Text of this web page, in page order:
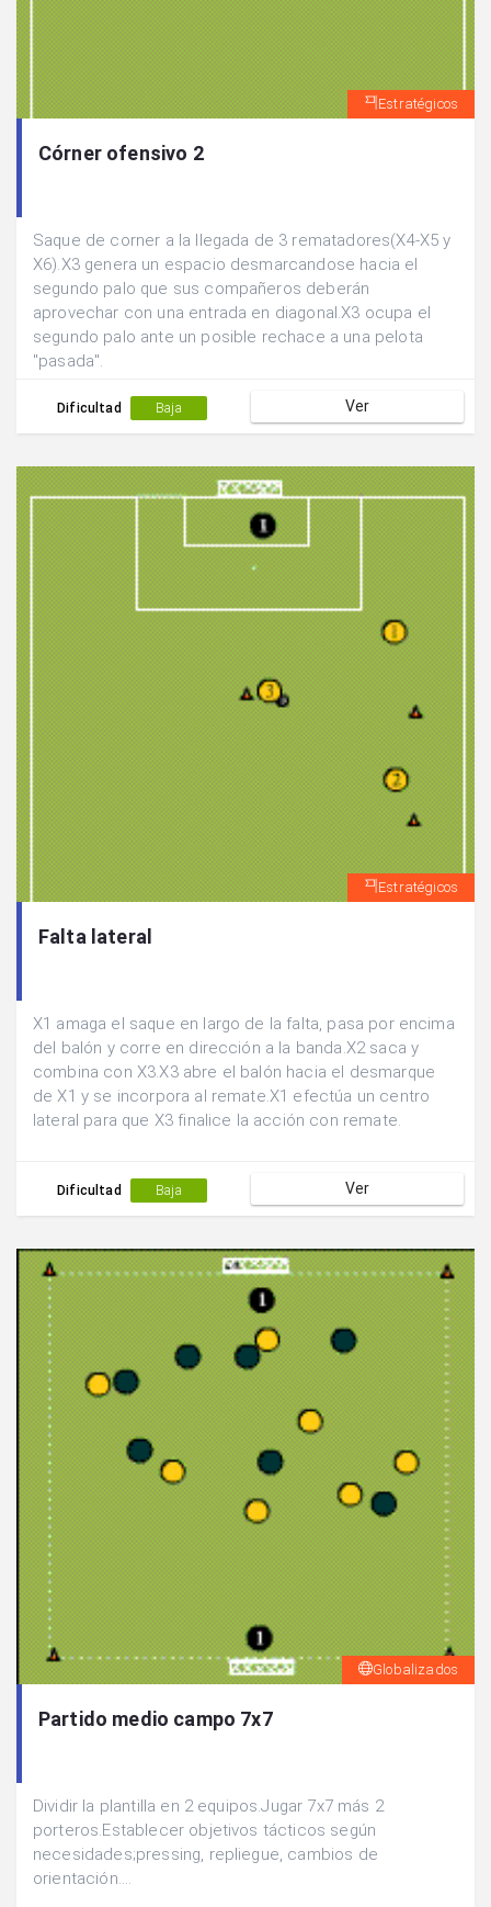
Estratégicos
Córner ofensivo 2
Saque de corner a la llegada de 3 rematadores(X4-X5 y
X6).X3 genera un espacio desmarcandose hacia el
segundo palo que sus compañeros deberán
aprovechar con una entrada en diagonal.X3 ocupa el
segundo palo ante un posible rechace a una pelota
"pasada".
Dificultad Baja Ver
Estratégicos
Falta lateral
X1 amaga el saque en largo de la falta, pasa por encima
del balón y corre en dirección a la banda.X2 saca y
combina con X3.X3 abre el balón hacia el desmarque
de X1 y se incorpora al remate.X1 efectúa un centro
lateral para que X3 finalice la acción con remate.
Dificultad Baja Ver
Globalizados
Partido medio campo 7x7
Dividir la plantilla en 2 equipos.Jugar 7x7 más 2
porteros.Establecer objetivos tácticos según
necesidades;pressing, repliegue, cambios de
orientación....